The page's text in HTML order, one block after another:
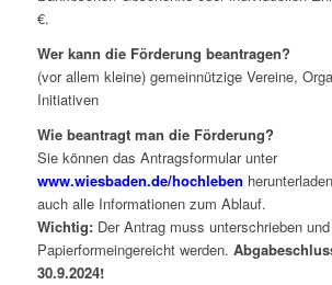
€.
Wer kann die Förderung beantragen?
(vor allem kleine) gemeinnützige Vereine,
Initiativen
Wie beantragt man die Förderung?
Sie können das Antragsformular unter
www.wiesbaden.de/hochleben
auch alle Informationen zum Ablauf.
Wichtig:Der Antrag muss unterschrieben
Papierformeingereicht werden.
30.9.2024!